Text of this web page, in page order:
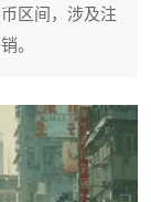
区间，涉及注
。